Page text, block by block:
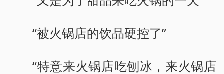
“被火锅店的饮品硬控了”
“特意来火锅店吃刨冰，来火锅店